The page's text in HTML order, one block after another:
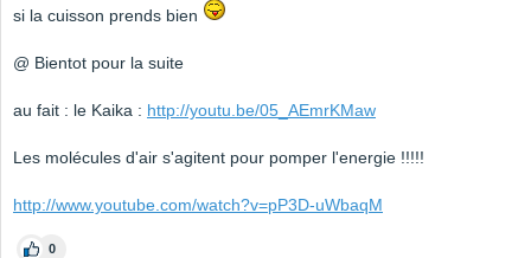
si la cuisson prends bien
@ Bientot pour la suite
au fait : le Kaika : http://youtu.be/05_AEmrKMaw
Les molécules d'air s'agitent pour pomper l'energie !!!!!
http://www.youtube.com/watch?v=pP3D-uWbaqM
0